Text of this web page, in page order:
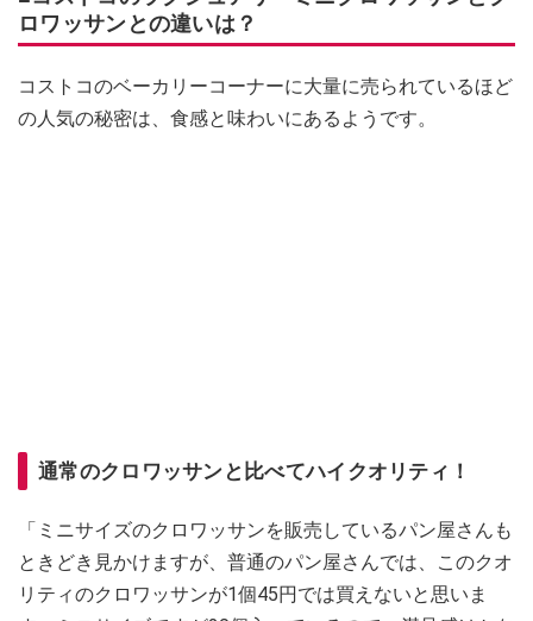
ロワッサンとの違いは？
コストコのベーカリーコーナーに大量に売られているほど
の人気の秘密は、食感と味わいにあるようです。
通常のクロワッサンと比べてハイクオリティ！
「ミニサイズのクロワッサンを販売しているパン屋さんも
ときどき見かけますが、普通のパン屋さんでは、このクオ
リティのクロワッサンが1個45円では買えないと思いま